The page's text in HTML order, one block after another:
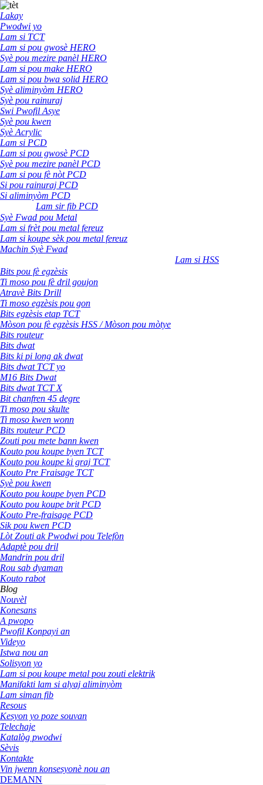
Lakay
Pwodwi yo
Lam si TCT
Lam si pou gwosè HERO
Syè pou mezire panèl HERO
Lam si pou make HERO
Lam si pou bwa solid HERO
Syè aliminyòm HERO
Syè pou rainuraj
Swi Pwofil Asye
Syè pou kwen
Syè Acrylic
Lam si PCD
Lam si pou gwosè PCD
Syè pou mezire panèl PCD
Lam si pou fè nòt PCD
Si pou rainuraj PCD
Si aliminyòm PCD
Lam sir fib PCD
Syè Fwad pou Metal
Lam si frèt pou metal fereuz
Lam si koupe sèk pou metal fereuz
Machin Syè Fwad
Lam si HSS
Bits pou fè egzèsis
Ti moso pou fè dril goujon
Atravè Bits Drill
Ti moso egzèsis pou gon
Bits egzèsis etap TCT
Mòson pou fè egzèsis HSS / Mòson pou mòtye
Bits routeur
Bits dwat
Bits ki pi long ak dwat
Bits dwat TCT yo
M16 Bits Dwat
Bits dwat TCT X
Bit chanfren 45 degre
Ti moso pou skulte
Ti moso kwen wonn
Bits routeur PCD
Zouti pou mete bann kwen
Kouto pou koupe byen TCT
Kouto pou koupe ki graj TCT
Kouto Pre Fraisage TCT
Syè pou kwen
Kouto pou koupe byen PCD
Kouto pou koupe brit PCD
Kouto Pre-fraisage PCD
Sik pou kwen PCD
Lòt Zouti ak Pwodwi pou Telefòn
Adaptè pou dril
Mandrin pou dril
Rou sab dyaman
Kouto rabot
Blog
Nouvèl
Konesans
A pwopo
Pwofil Konpayi an
Videyo
Istwa nou an
Solisyon yo
Lam si pou koupe metal pou zouti elektrik
Manifakti lam si alyaj aliminyòm
Lam siman fib
Resous
Kesyon yo poze souvan
Telechaje
Katalòg pwodwi
Sèvis
Kontakte
Vin jwenn konsesyonè nou an
DEMANN